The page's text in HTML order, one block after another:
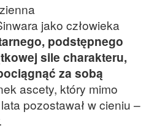
jako człowieka
podstępnego
sile charakteru,
za sobą
ascety, który mimo
pozostawał w cieniu –